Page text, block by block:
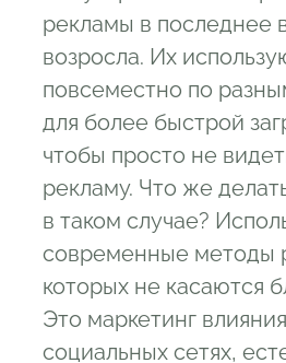
рекламы в последнее
возросла. Их
повсеместно по
для более быстрой
чтобы просто не
рекламу. Что же
в таком случае?
современные методы
которых не касаются
Это маркетинг
социальных сетях,